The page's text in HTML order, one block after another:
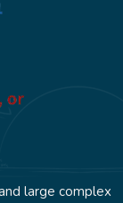
large complex